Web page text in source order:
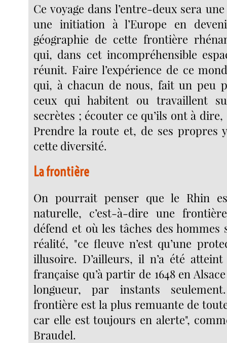
Ce voyage dans l’entre-deux sera
une initiation à l’Europe en
géographie de cette frontière
qui, dans cet incompréhensible
réunit. Faire l’expérience de ce
qui, à chacun de nous, fait un peu
ceux qui habitent ou travaillent
secrètes ; écouter ce qu’ils ont à
Prendre la route et, de ses propres
cette diversité.
La frontière
On pourrait penser que le Rhin
naturelle, c’est-à-dire une
défend et où les tâches des hommes
réalité, "ce fleuve n’est qu’une
illusoire. D’ailleurs, il n’a été
française qu’à partir de 1648 en
longueur, par instants
frontière est la plus remuante de
car elle est toujours en alerte",
Braudel.